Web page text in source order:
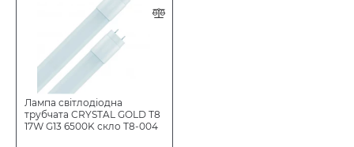
Лампа світлодіодна
трубчата CRYSTAL GOLD Т8
17W G13 6500K скло T8-004